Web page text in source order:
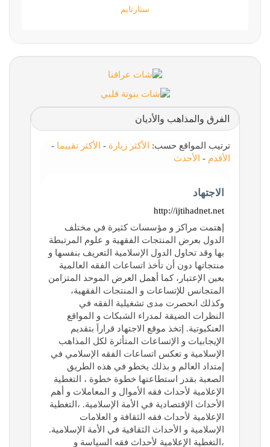
ستارتايم
الفرق والمذاهب والأديان
ترتيب المواقع حسب: الأكثر زيارة - الأكثر تقييما -
الأقدم - الأحدث
الاجتهاد
http://ijtihadnet.net
إهتمت مراكز و مؤسسات كثيرة في مختلف
الدول بعرض المنتجات الفقهية و علوم المرتبطة
بها وقد تحاول الدول الإسلامية التعريف بنفسها و
منتجاتها دون أن تأخذ اتساعات الفقه العالمية
بعين الإعتبار، كما أهمل العرض الموحد المتزامن
المتجانس للإتساعات و المنتجات الفقهية،
وكذلك انحصرت مدى تشغيلية الفقه في
النظرات الضيقة لمدراء الشبكات و المواقع
العنكبوتية. إتخذ موقع الاجتهاد قراراَ بتقديم
الإيجابيات و الإتساعات المتأثرة لكل المذاهب
الإسلامية و تعكس اتساعات الفقه الإسلامي في
إمتداد العالم و بذلك يخطو في هذه الطريق
الصعبة بقدر استطاعتها خطوة خطوة ، التغطية
الإعلامية لأحداث فقه الأموال و المعاملات و أهم
الأحداث الإقتصادية في الأمة الإسلامية. ،التغطية
الإعلامية لأحداث فقه الثقافة و العلامات
الإسلامية و الأحداث الثقافية في الأمة الإسلامية.
،التغطية الإعلامية لأحداث فقه السياسة و